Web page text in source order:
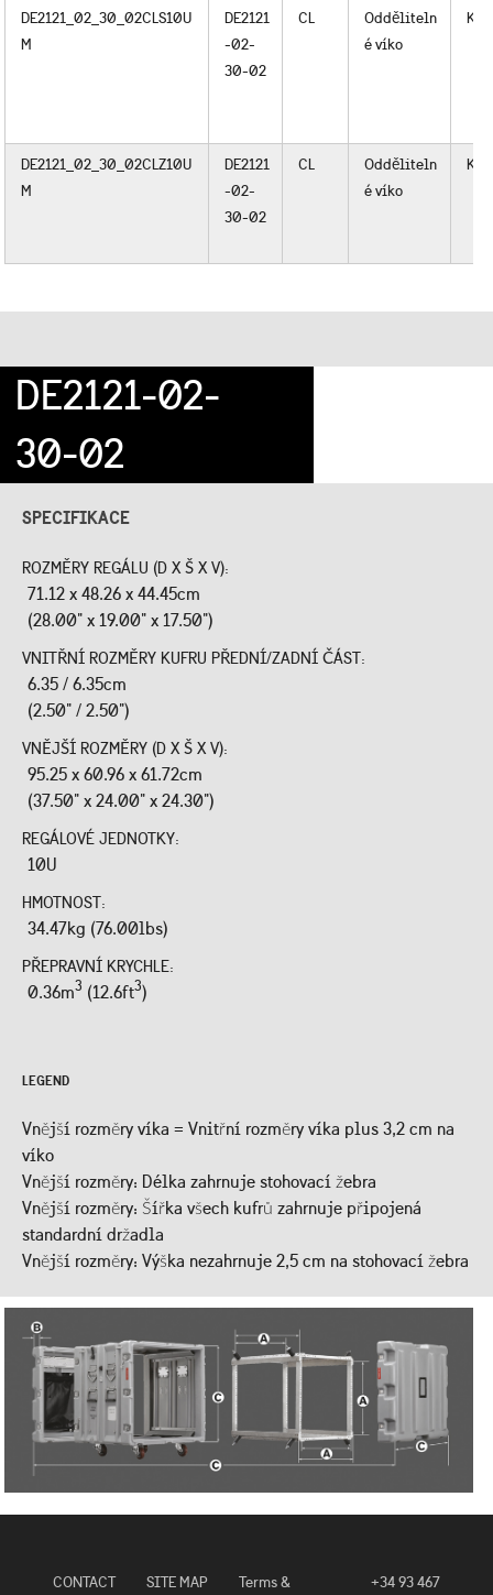
DE2121_02_30_02CLS10U
M
DE2121
-02-
30-02
CL
Odděliteln
é víko
Kov
DE2121_02_30_02CLZ10U
M
DE2121
-02-
30-02
CL
Odděliteln
é víko
Kov
DE2121-02-
30-02
SPECIFIKACE
ROZMĚRY REGÁLU (D X Š X V):
71.12 x 48.26 x 44.45cm
(28.00" x 19.00" x 17.50")
VNITŘNÍ ROZMĚRY KUFRU PŘEDNÍ/ZADNÍ ČÁST:
6.35 / 6.35cm
(2.50" / 2.50")
VNĚJŠÍ ROZMĚRY (D X Š X V):
95.25 x 60.96 x 61.72cm
(37.50" x 24.00" x 24.30")
REGÁLOVÉ JEDNOTKY:
10U
HMOTNOST:
34.47kg (76.00lbs)
PŘEPRAVNÍ KRYCHLE:
0.36m3 (12.6ft3)
LEGEND
Vnější rozměry víka = Vnitřní rozměry víka plus 3,2 cm na
víko
Vnější rozměry: Délka zahrnuje stohovací žebra
Vnější rozměry: Šířka všech kufrů zahrnuje připojená
standardní držadla
Vnější rozměry: Výška nezahrnuje 2,5 cm na stohovací žebra
CONTACT SITE MAP Terms & +34 93 467